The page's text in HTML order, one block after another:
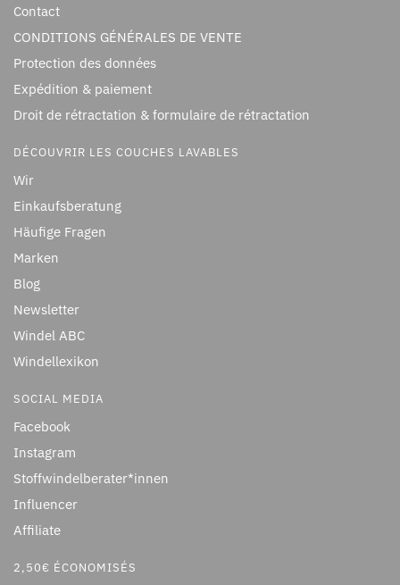
Contact
CONDITIONS GÉNÉRALES DE VENTE
Protection des données
Expédition & paiement
Droit de rétractation & formulaire de rétractation
DÉCOUVRIR LES COUCHES LAVABLES
Wir
Einkaufsberatung
Häufige Fragen
Marken
Blog
Newsletter
Windel ABC
Windellexikon
SOCIAL MEDIA
Facebook
Instagram
Stoffwindelberater*innen
Influencer
Affiliate
2,50€ ÉCONOMISÉS